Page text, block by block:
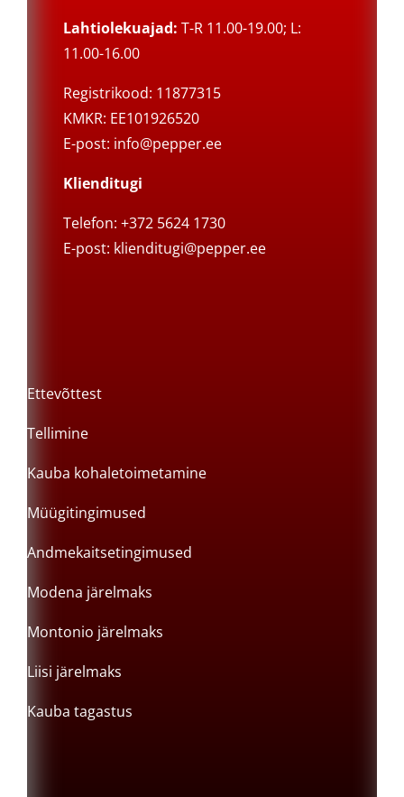
Lahtiolekuajad: T-R 11.00-19.00; L:
11.00-16.00
Registrikood: 11877315
KMKR: EE101926520
E-post: info@pepper.ee
Klienditugi
Telefon: +372 5624 1730
E-post: klienditugi@pepper.ee
Ettevõttest
Tellimine
Kauba kohaletoimetamine
Müügitingimused
Andmekaitsetingimused
Modena järelmaks
Montonio järelmaks
Liisi järelmaks
Kauba tagastus